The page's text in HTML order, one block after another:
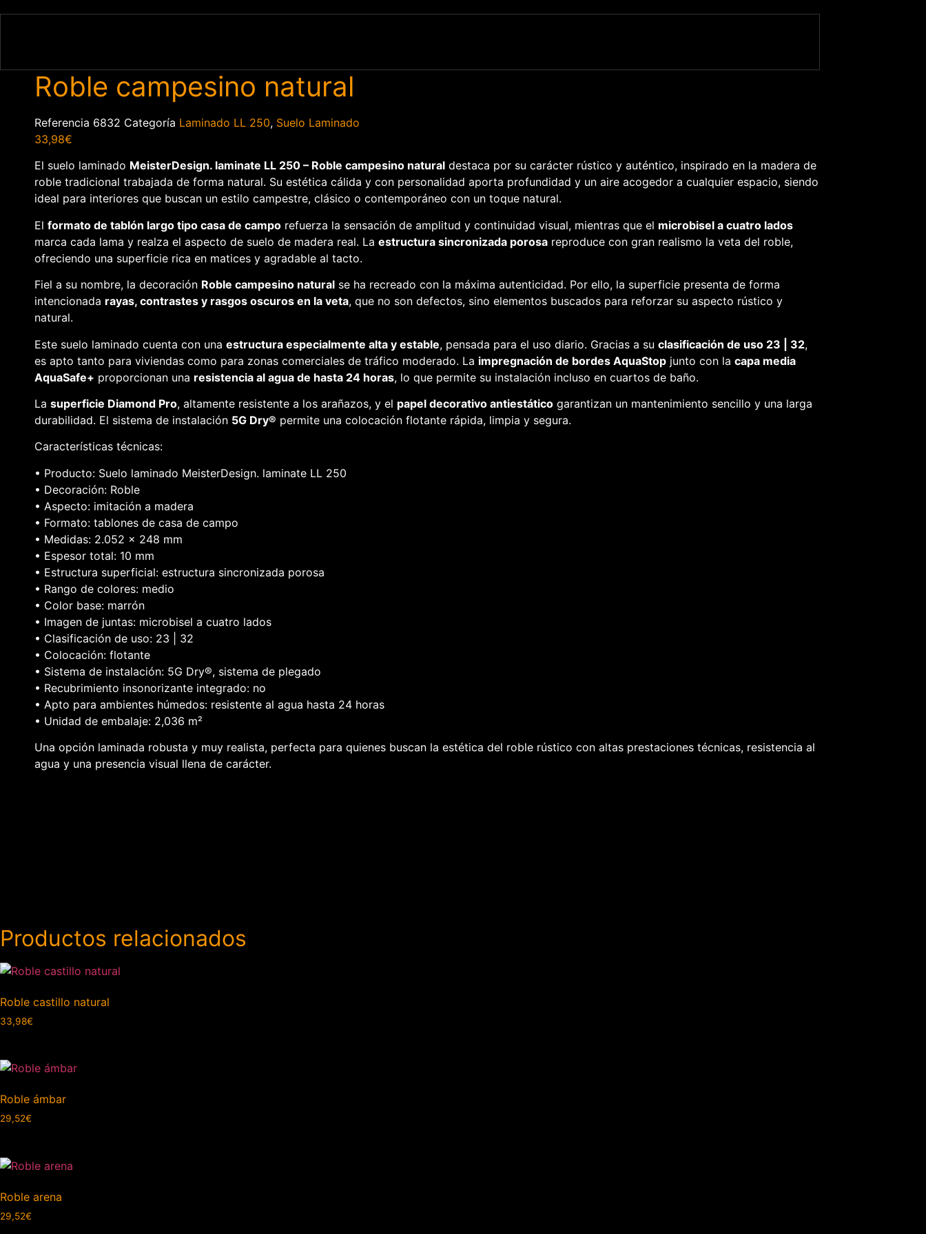
Roble campesino natural
Referencia 6832 Categoría Laminado LL 250, Suelo Laminado
33,98€
El suelo laminado MeisterDesign. laminate LL 250 – Roble campesino natural destaca por su carácter rústico y auténtico, inspirado en la madera de
roble tradicional trabajada de forma natural. Su estética cálida y con personalidad aporta profundidad y un aire acogedor a cualquier espacio, siendo
ideal para interiores que buscan un estilo campestre, clásico o contemporáneo con un toque natural.
El formato de tablón largo tipo casa de campo refuerza la sensación de amplitud y continuidad visual, mientras que el microbisel a cuatro lados
marca cada lama y realza el aspecto de suelo de madera real. La estructura sincronizada porosa reproduce con gran realismo la veta del roble,
ofreciendo una superficie rica en matices y agradable al tacto.
Fiel a su nombre, la decoración Roble campesino natural se ha recreado con la máxima autenticidad. Por ello, la superficie presenta de forma
intencionada rayas, contrastes y rasgos oscuros en la veta, que no son defectos, sino elementos buscados para reforzar su aspecto rústico y
natural.
Este suelo laminado cuenta con una estructura especialmente alta y estable, pensada para el uso diario. Gracias a su clasificación de uso 23 | 32,
es apto tanto para viviendas como para zonas comerciales de tráfico moderado. La impregnación de bordes AquaStop junto con la capa media
AquaSafe+ proporcionan una resistencia al agua de hasta 24 horas, lo que permite su instalación incluso en cuartos de baño.
La superficie Diamond Pro, altamente resistente a los arañazos, y el papel decorativo antiestático garantizan un mantenimiento sencillo y una larga
durabilidad. El sistema de instalación 5G Dry® permite una colocación flotante rápida, limpia y segura.
Características técnicas:
• Producto: Suelo laminado MeisterDesign. laminate LL 250
• Decoración: Roble
• Aspecto: imitación a madera
• Formato: tablones de casa de campo
• Medidas: 2.052 × 248 mm
• Espesor total: 10 mm
• Estructura superficial: estructura sincronizada porosa
• Rango de colores: medio
• Color base: marrón
• Imagen de juntas: microbisel a cuatro lados
• Clasificación de uso: 23 | 32
• Colocación: flotante
• Sistema de instalación: 5G Dry®, sistema de plegado
• Recubrimiento insonorizante integrado: no
• Apto para ambientes húmedos: resistente al agua hasta 24 horas
• Unidad de embalaje: 2,036 m²
Una opción laminada robusta y muy realista, perfecta para quienes buscan la estética del roble rústico con altas prestaciones técnicas, resistencia al
agua y una presencia visual llena de carácter.
Productos relacionados
Roble castillo natural
33,98€
Roble ámbar
29,52€
Roble arena
29,52€